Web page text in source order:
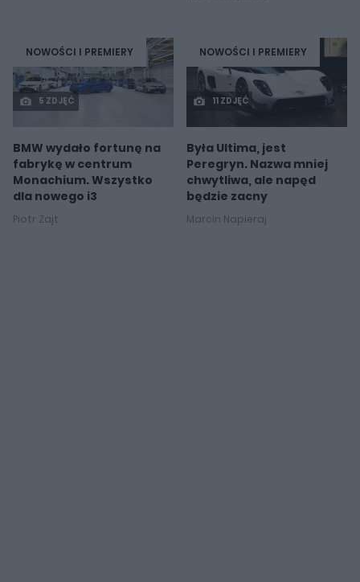
NOWOŚCI I PREMIERY
5 ZDJĘĆ
BMW wydało fortunę na
fabrykę w centrum
Monachium. Wszystko
dla nowego i3
Piotr Zajt
NOWOŚCI I PREMIERY
11 ZDJĘĆ
Była Ultima, jest
Peregryn. Nazwa mniej
chwytliwa, ale napęd
będzie zacny
Marcin Napieraj